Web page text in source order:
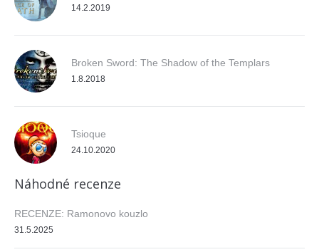
14.2.2019
Broken Sword: The Shadow of the Templars
1.8.2018
Tsioque
24.10.2020
Náhodné recenze
RECENZE: Ramonovo kouzlo
31.5.2025